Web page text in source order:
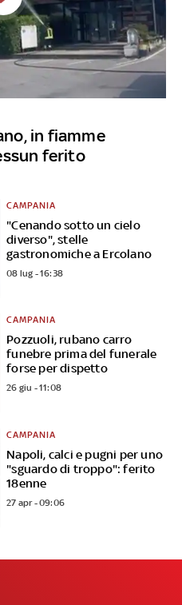
in fiamme
ferito
"Cenando sotto un cielo
diverso", stelle
gastronomiche a Ercolano
CAMPANIA
08 lug - 16:38
Pozzuoli, rubano carro
funebre prima del funerale
forse per dispetto
CAMPANIA
26 giu - 11:08
Napoli, calci e pugni per uno
"sguardo di troppo": ferito
18enne
CAMPANIA
27 apr - 09:06